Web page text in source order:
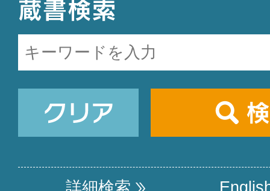
詳細検索